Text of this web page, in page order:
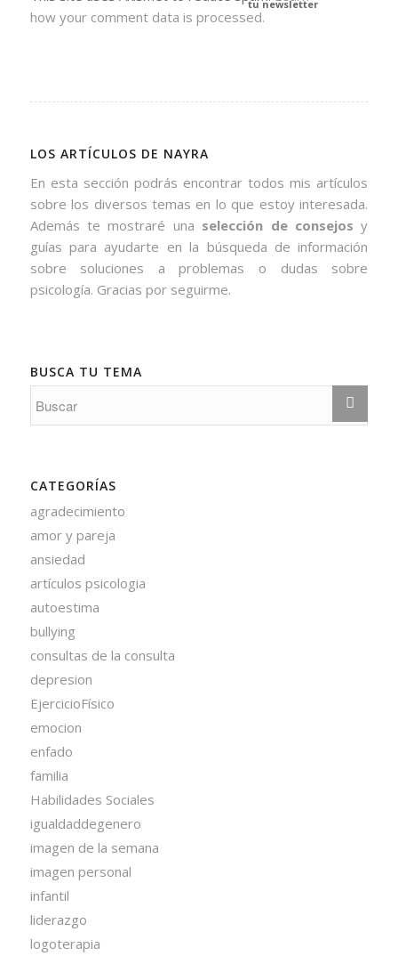
tu newsletter
how your comment data is processed.
LOS ARTÍCULOS DE NAYRA
En esta sección podrás encontrar todos mis artículos
sobre los diversos temas en lo que estoy interesada.
Además te mostraré una selección de consejos y
guías para ayudarte en la búsqueda de información
sobre soluciones a problemas o dudas sobre
psicología. Gracias por seguirme.
BUSCA TU TEMA
CATEGORÍAS
agradecimiento
amor y pareja
ansiedad
artículos psicologia
autoestima
bullying
consultas de la consulta
depresion
EjercicioFísico
emocion
enfado
familia
Habilidades Sociales
igualdaddegenero
imagen de la semana
imagen personal
infantil
liderazgo
logoterapia